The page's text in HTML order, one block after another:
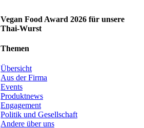
Vegan Food Award 2026 für unsere
Thai-Wurst
Themen
Übersicht
Aus der Firma
Events
Produktnews
Engagement
Politik und Gesellschaft
Andere über uns